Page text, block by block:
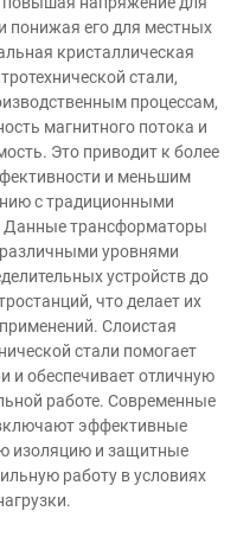
понижая его для местных
кристаллическая
стали,
процессам,
магнитного потока и
Это приводит к более
и меньшим
с традиционными
Данные трансформаторы
уровнями
устройств до
что делает их
Слоистая
стали помогает
и обеспечивает отличную
работе. Современные
эффективные
изоляцию и защитные
работу в условиях